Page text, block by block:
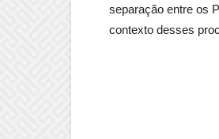
separação entre os
contexto desses